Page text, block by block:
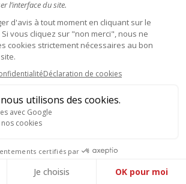
au moins cinq fruits et légumes par jour.
consommer avec modération.
l’interface du site.
d'avis à tout moment en cliquant sur le
vous cliquez sur "non merci", nous ne
cookies strictement nécessaires au bon
Déclaration de cookies
utilisons des cookies.
avec Google
cookies
certifiés par
Je choisis OK pour moi